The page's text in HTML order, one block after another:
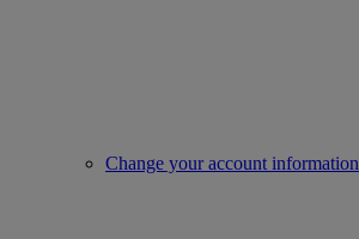
Change your account information